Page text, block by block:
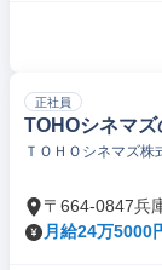
正社員
TOHOシネマ
ＴＯＨＯシネマズ株
〒664-0847兵
月給24万5000